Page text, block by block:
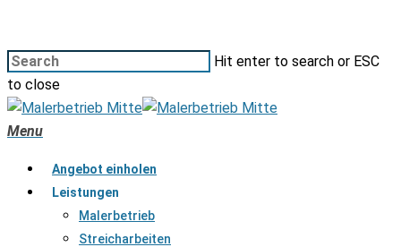
Hit enter to search or ESC
to close
Menu
Angebot einholen
Leistungen
Malerbetrieb
Streicharbeiten